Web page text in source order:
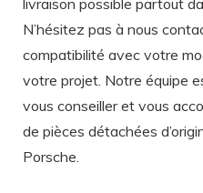
N’hésitez pas à nous
compatibilité avec votre
votre projet. Notre équipe
vous conseiller et vous
de pièces détachées
Porsche.